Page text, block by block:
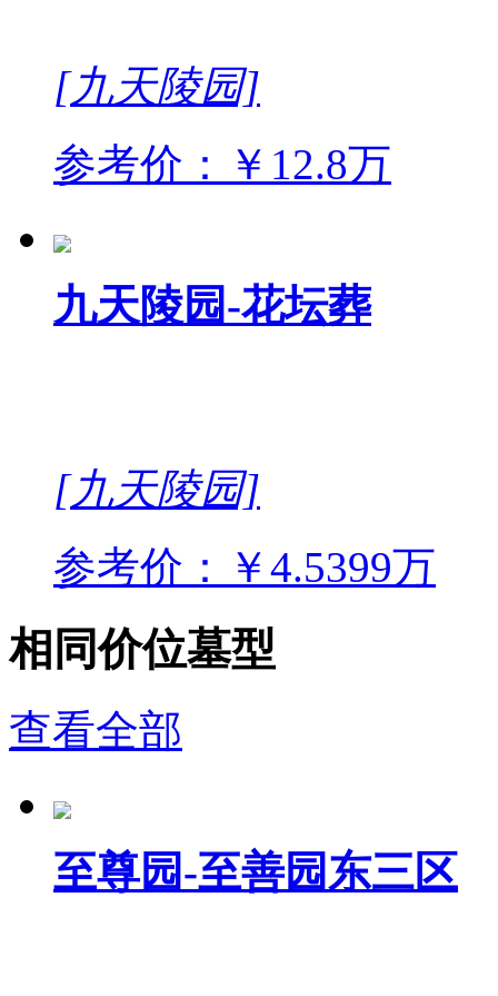
[九天陵园]
参考价：￥12.8万
九天陵园-花坛葬
[九天陵园]
参考价：￥4.5399万
相同价位墓型
查看全部
至尊园-至善园东三区